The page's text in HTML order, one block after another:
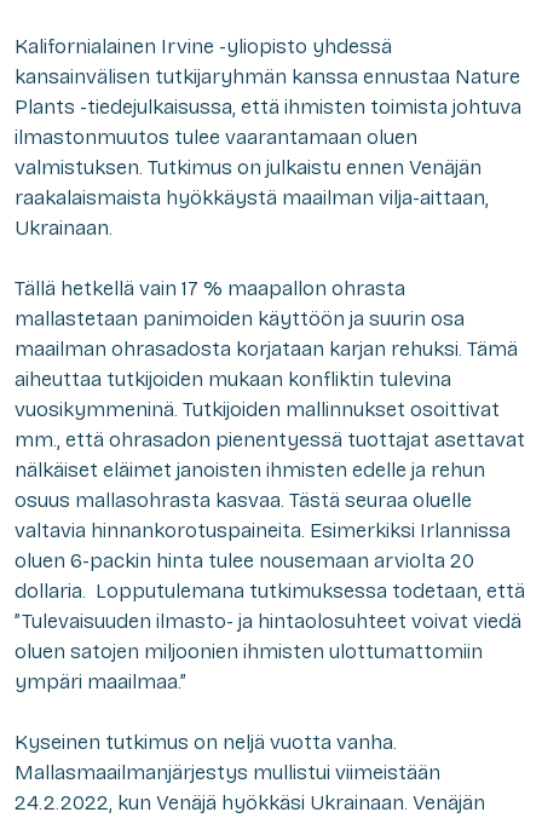
Kalifornialainen Irvine -yliopisto yhdessä
kansainvälisen tutkijaryhmän kanssa ennustaa Nature
Plants -tiedejulkaisussa, että ihmisten toimista johtuva
ilmastonmuutos tulee vaarantamaan oluen
valmistuksen. Tutkimus on julkaistu ennen Venäjän
raakalaismaista hyökkäystä maailman vilja-aittaan,
Ukrainaan.
Tällä hetkellä vain 17 % maapallon ohrasta
mallastetaan panimoiden käyttöön ja suurin osa
maailman ohrasadosta korjataan karjan rehuksi. Tämä
aiheuttaa tutkijoiden mukaan konfliktin tulevina
vuosikymmeninä. Tutkijoiden mallinnukset osoittivat
mm., että ohrasadon pienentyessä tuottajat asettavat
nälkäiset eläimet janoisten ihmisten edelle ja rehun
osuus mallasohrasta kasvaa. Tästä seuraa oluelle
valtavia hinnankorotuspaineita. Esimerkiksi Irlannissa
oluen 6-packin hinta tulee nousemaan arviolta 20
dollaria. Lopputulemana tutkimuksessa todetaan, että
”Tulevaisuuden ilmasto- ja hintaolosuhteet voivat viedä
oluen satojen miljoonien ihmisten ulottumattomiin
ympäri maailmaa.”
Kyseinen tutkimus on neljä vuotta vanha.
Mallasmaailmanjärjestys mullistui viimeistään
24.2.2022, kun Venäjä hyökkäsi Ukrainaan. Venäjän